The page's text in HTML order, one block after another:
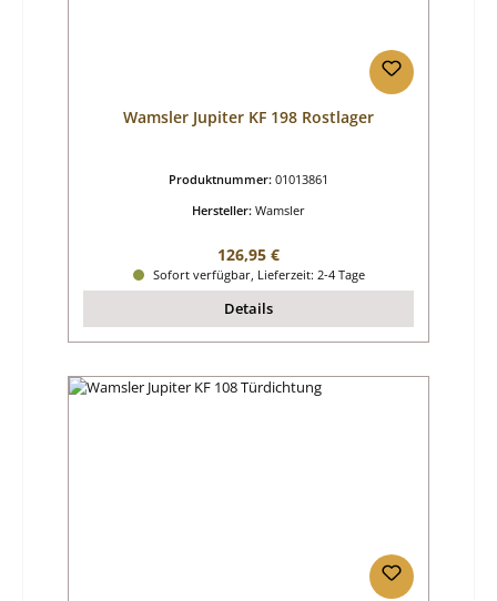
Wamsler Jupiter KF 198 Rostlager
Produktnummer: 01013861
Hersteller: Wamsler
Regulärer Preis:
126,95 €
Sofort verfügbar, Lieferzeit: 2-4 Tage
Details